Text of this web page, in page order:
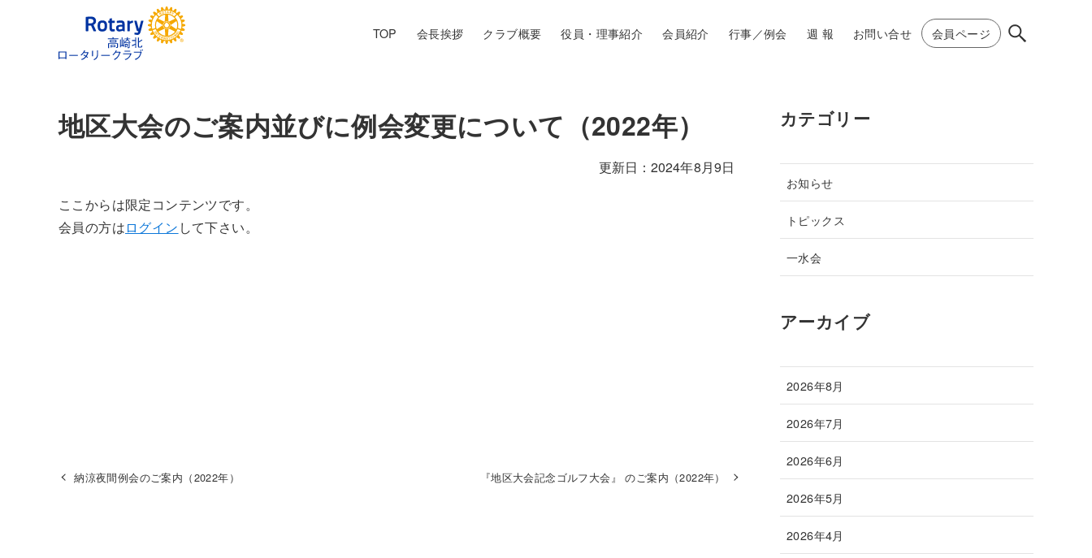
TOP 会長挨拶 クラブ概要 役員・理事紹介 会員紹介 行事／例会 週 報 お問い合せ 会員ページ
地区大会のご案内並びに例会変更について（2022年）
2024年8月9日
ここからは限定コンテンツです。
会員の方はログイン して下さい。
納涼夜間例会のご案内（2022年） 『地区大会記念ゴルフ大会』 のご案内（2022年）
カテゴリー
お知らせ
トピックス
一水会
アーカイブ
2026年8月
2026年7月
2026年6月
2026年5月
2026年4月